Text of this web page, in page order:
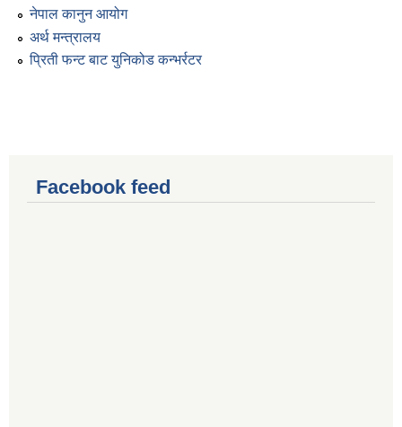
नेपाल कानुन आयोग
अर्थ मन्त्रालय
प्रिती फन्ट बाट युनिकोड कन्भर्रटर
Facebook feed